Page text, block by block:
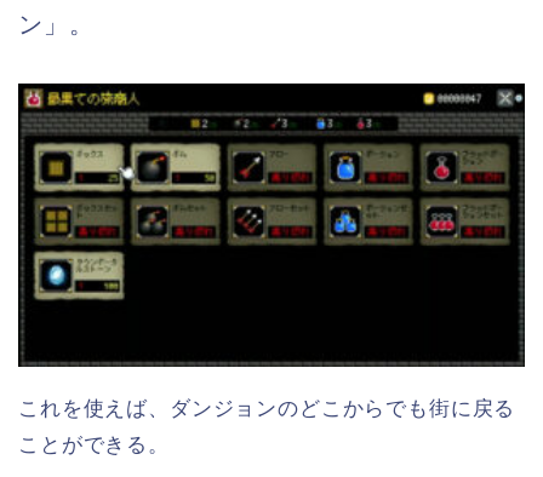
ン」。
これを使えば、ダンジョンのどこからでも街に戻る
ことができる。